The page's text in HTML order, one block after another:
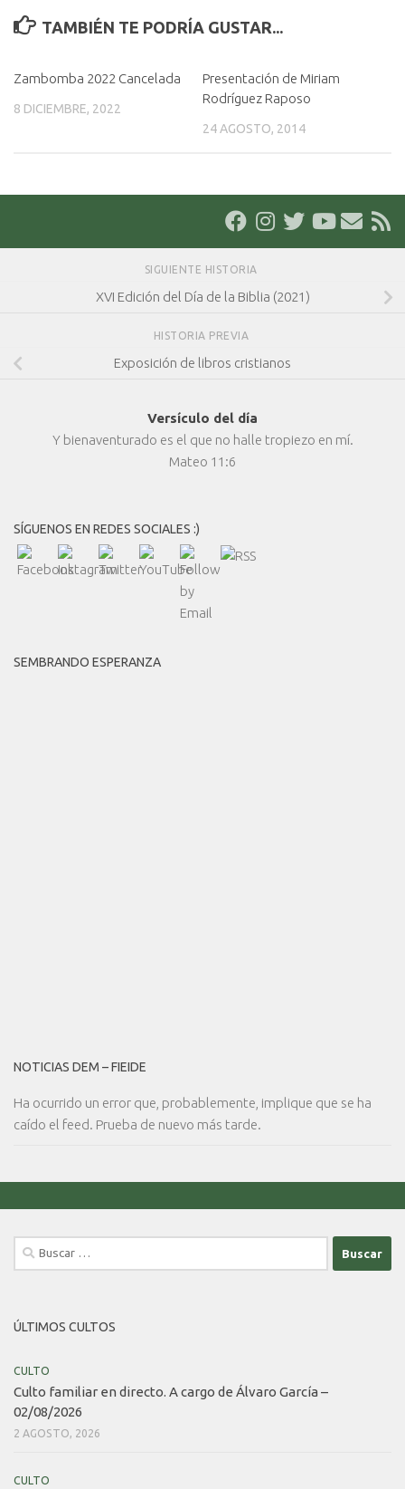
TAMBIÉN TE PODRÍA GUSTAR...
Zambomba 2022 Cancelada
8 DICIEMBRE, 2022
Presentación de Miriam
Rodríguez Raposo
24 AGOSTO, 2014
SIGUIENTE HISTORIA
XVI Edición del Día de la Biblia (2021)
HISTORIA PREVIA
Exposición de libros cristianos
Versículo del día
Y bienaventurado es el que no halle tropiezo en mí.
Mateo 11:6
SÍGUENOS EN REDES SOCIALES :)
SEMBRANDO ESPERANZA
NOTICIAS DEM – FIEIDE
Ha ocurrido un error que, probablemente, implique que se ha
caído el feed. Prueba de nuevo más tarde.
Buscar:
ÚLTIMOS CULTOS
CULTO
Culto familiar en directo. A cargo de Álvaro García –
02/08/2026
2 AGOSTO, 2026
CULTO